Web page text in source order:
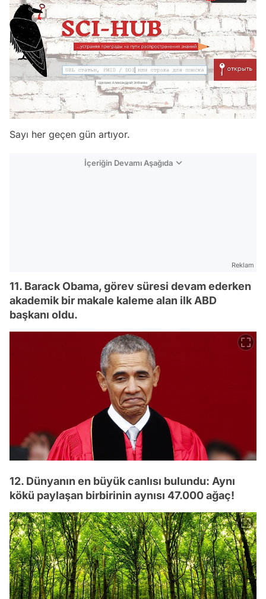
Sayı her geçen gün artıyor.
İçeriğin Devamı Aşağıda
Reklam
11. Barack Obama, görev süresi devam ederken
akademik bir makale kaleme alan ilk ABD
başkanı oldu.
12. Dünyanın en büyük canlısı bulundu: Aynı
kökü paylaşan birbirinin aynısı 47.000 ağaç!